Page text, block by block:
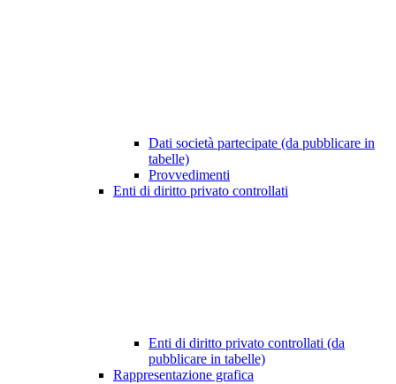
Dati società partecipate (da pubblicare in
tabelle)
Provvedimenti
Enti di diritto privato controllati
Enti di diritto privato controllati (da
pubblicare in tabelle)
Rappresentazione grafica